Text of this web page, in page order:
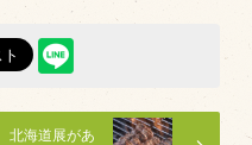
北海道展があ